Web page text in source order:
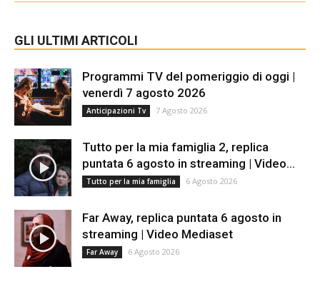
GLI ULTIMI ARTICOLI
Programmi TV del pomeriggio di oggi |
venerdì 7 agosto 2026
Anticipazioni Tv 7 Agosto 2026
Tutto per la mia famiglia 2, replica
puntata 6 agosto in streaming | Video...
Tutto per la mia famiglia 6 Agosto 2026
Far Away, replica puntata 6 agosto in
streaming | Video Mediaset
Far Away 6 Agosto 2026